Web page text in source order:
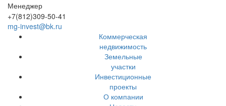
Менеджер
+7(812)309-50-41
mg-invest@bk.ru
Коммерческая
недвижимость
Земельные
участки
Инвестиционные
проекты
О компании